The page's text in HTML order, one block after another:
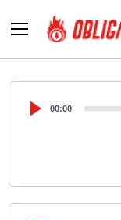
00:00